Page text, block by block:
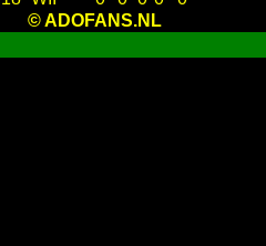
© ADOFANS.NL